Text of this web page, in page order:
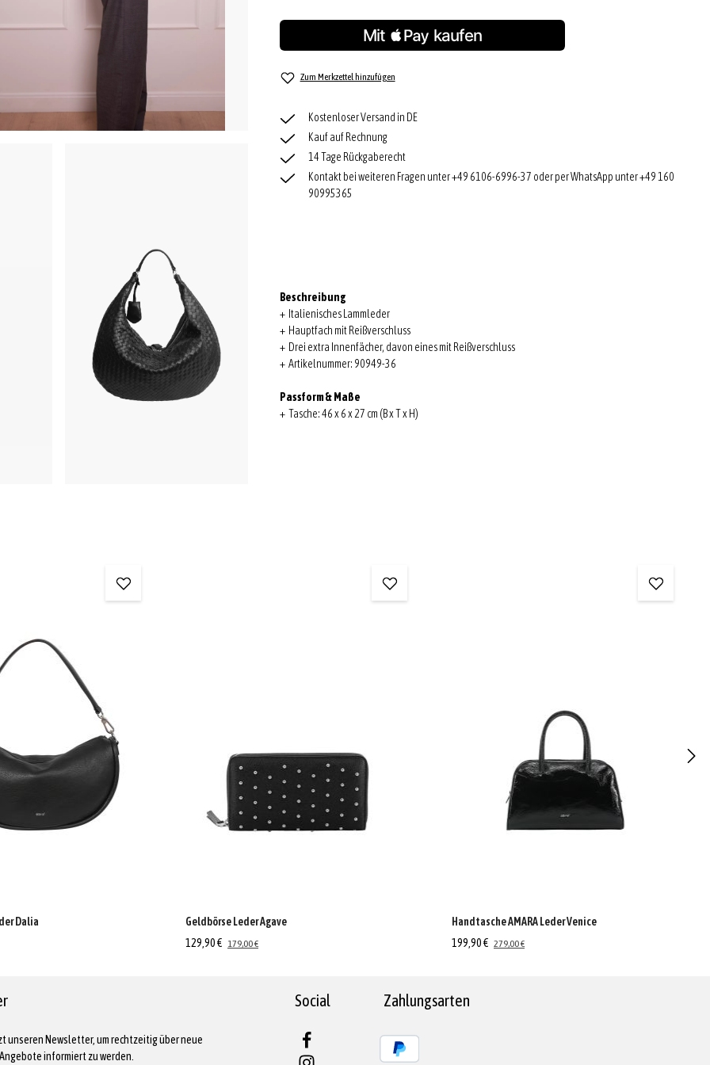
Zum Merkzettel hinzufügen
Kostenloser Versand in DE
Kauf auf Rechnung
14 Tage Rückgaberecht
Kontakt bei weiteren Fragen unter +49 6106-6996-37 oder per WhatsApp unter +49 160
90995365
Beschreibung
+ Italienisches Lammleder
+ Hauptfach mit Reißverschluss
+ Drei extra Innenfächer, davon eines mit Reißverschluss
+ Artikelnummer: 90949-36
Passform & Maße
+ Tasche: 46 x 6 x 27 cm (B x T x H)
Dalia
Geldbörse Leder Agave
129,90 € 179,00 €
Handtasche AMARA Leder Venice
199,90 € 279,00 €
unseren Newsletter, um rechtzeitig über neue
informiert zu werden.
Social Zahlungsarten